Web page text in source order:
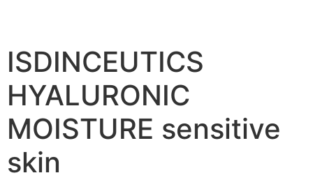
ISDINCEUTICS
HYALURONIC
MOISTURE sensitive
skin